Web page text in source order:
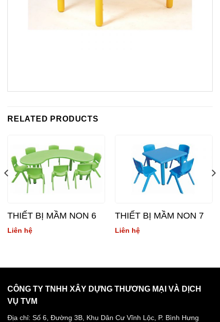
RELATED PRODUCTS
THIẾT BỊ MẦM NON 6
Liên hệ
THIẾT BỊ MẦM NON 7
Liên hệ
CÔNG TY TNHH XÂY DỰNG THƯƠNG MẠI VÀ DỊCH
VỤ TVM
Địa chỉ: Số 6, Đường 3B, Khu Dân Cư Vĩnh Lộc, P. Bình Hưng